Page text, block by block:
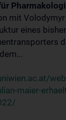
mit
eines
maier-